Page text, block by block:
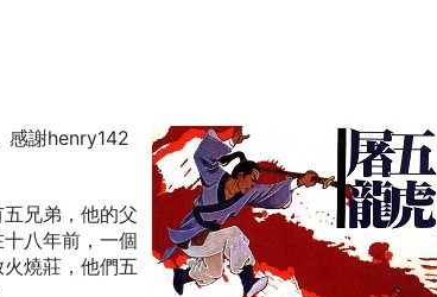
感謝henry142
兄弟，他的父
八年前，一個
燒莊，他們五